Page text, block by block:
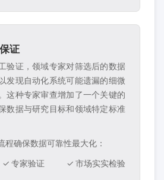
证
验证，领域专家对筛选后的数据
发现自动化系统可能遗漏的细微
这种专家审查增加了一个关键的
数据与研究目标和领域特定标准
程确保数据可靠性最大化：
✓ 专家验证 ✓ 市场实实检验